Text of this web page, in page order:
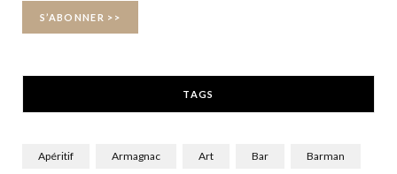
TAGS
Apéritif Armagnac Art Bar Barman